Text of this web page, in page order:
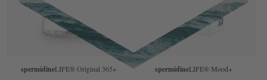
spermidineLIFE® Original 365+ spermidineLIFE® Mood+